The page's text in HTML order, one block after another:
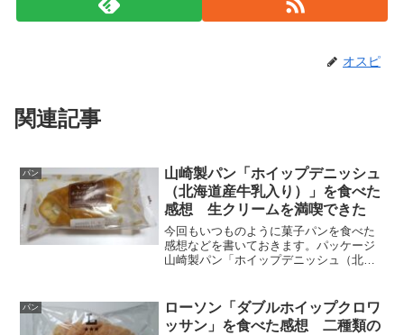
オスピ
関連記事
パン
山崎製パン「ホイップデニッシュ
（北海道産牛乳入り）」を食べた
感想 生クリームを満喫できた
今回もいつものように菓子パンを食べた
感想などを書いておきます。パッケージ
山崎製パン「ホイップデニッシュ（北海
示などは文字で記す事にします。・熱
量：422kcal・たんぱ...
パン
ローソン「ダブルホイップクロワ
ッサン」を食べた感想 二種類の